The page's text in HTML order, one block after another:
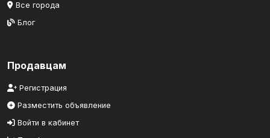
Все города
Блог
Продавцам
Регистрация
Разместить объявление
Войти в кабинет